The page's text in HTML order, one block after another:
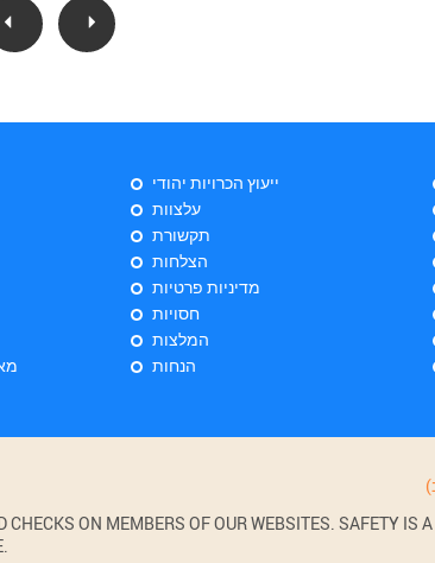
ייעוץ הכרויות יהודי
עלצוות
תקשורת
הצלחות
מדיניות פרטיות
חסויות
המלצות
הנחות
CHECKS ON MEMBERS OF OUR WEBSITES. SAFETY